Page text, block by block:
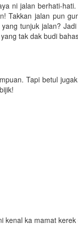
ni jalan berhati-
Takkan jalan pun
tunjuk jalan?
tak dak budi
Tapi betul
kenal ka mamat